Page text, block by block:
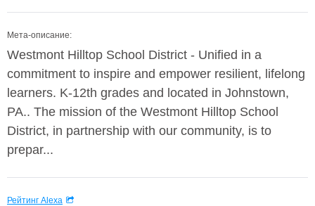
Мета-описание:
Westmont Hilltop School District - Unified in a
commitment to inspire and empower resilient, lifelong
learners. K-12th grades and located in Johnstown,
PA.. The mission of the Westmont Hilltop School
District, in partnership with our community, is to
prepar...
Рейтинг Alexa